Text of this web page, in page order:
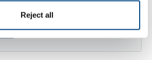
Reject all